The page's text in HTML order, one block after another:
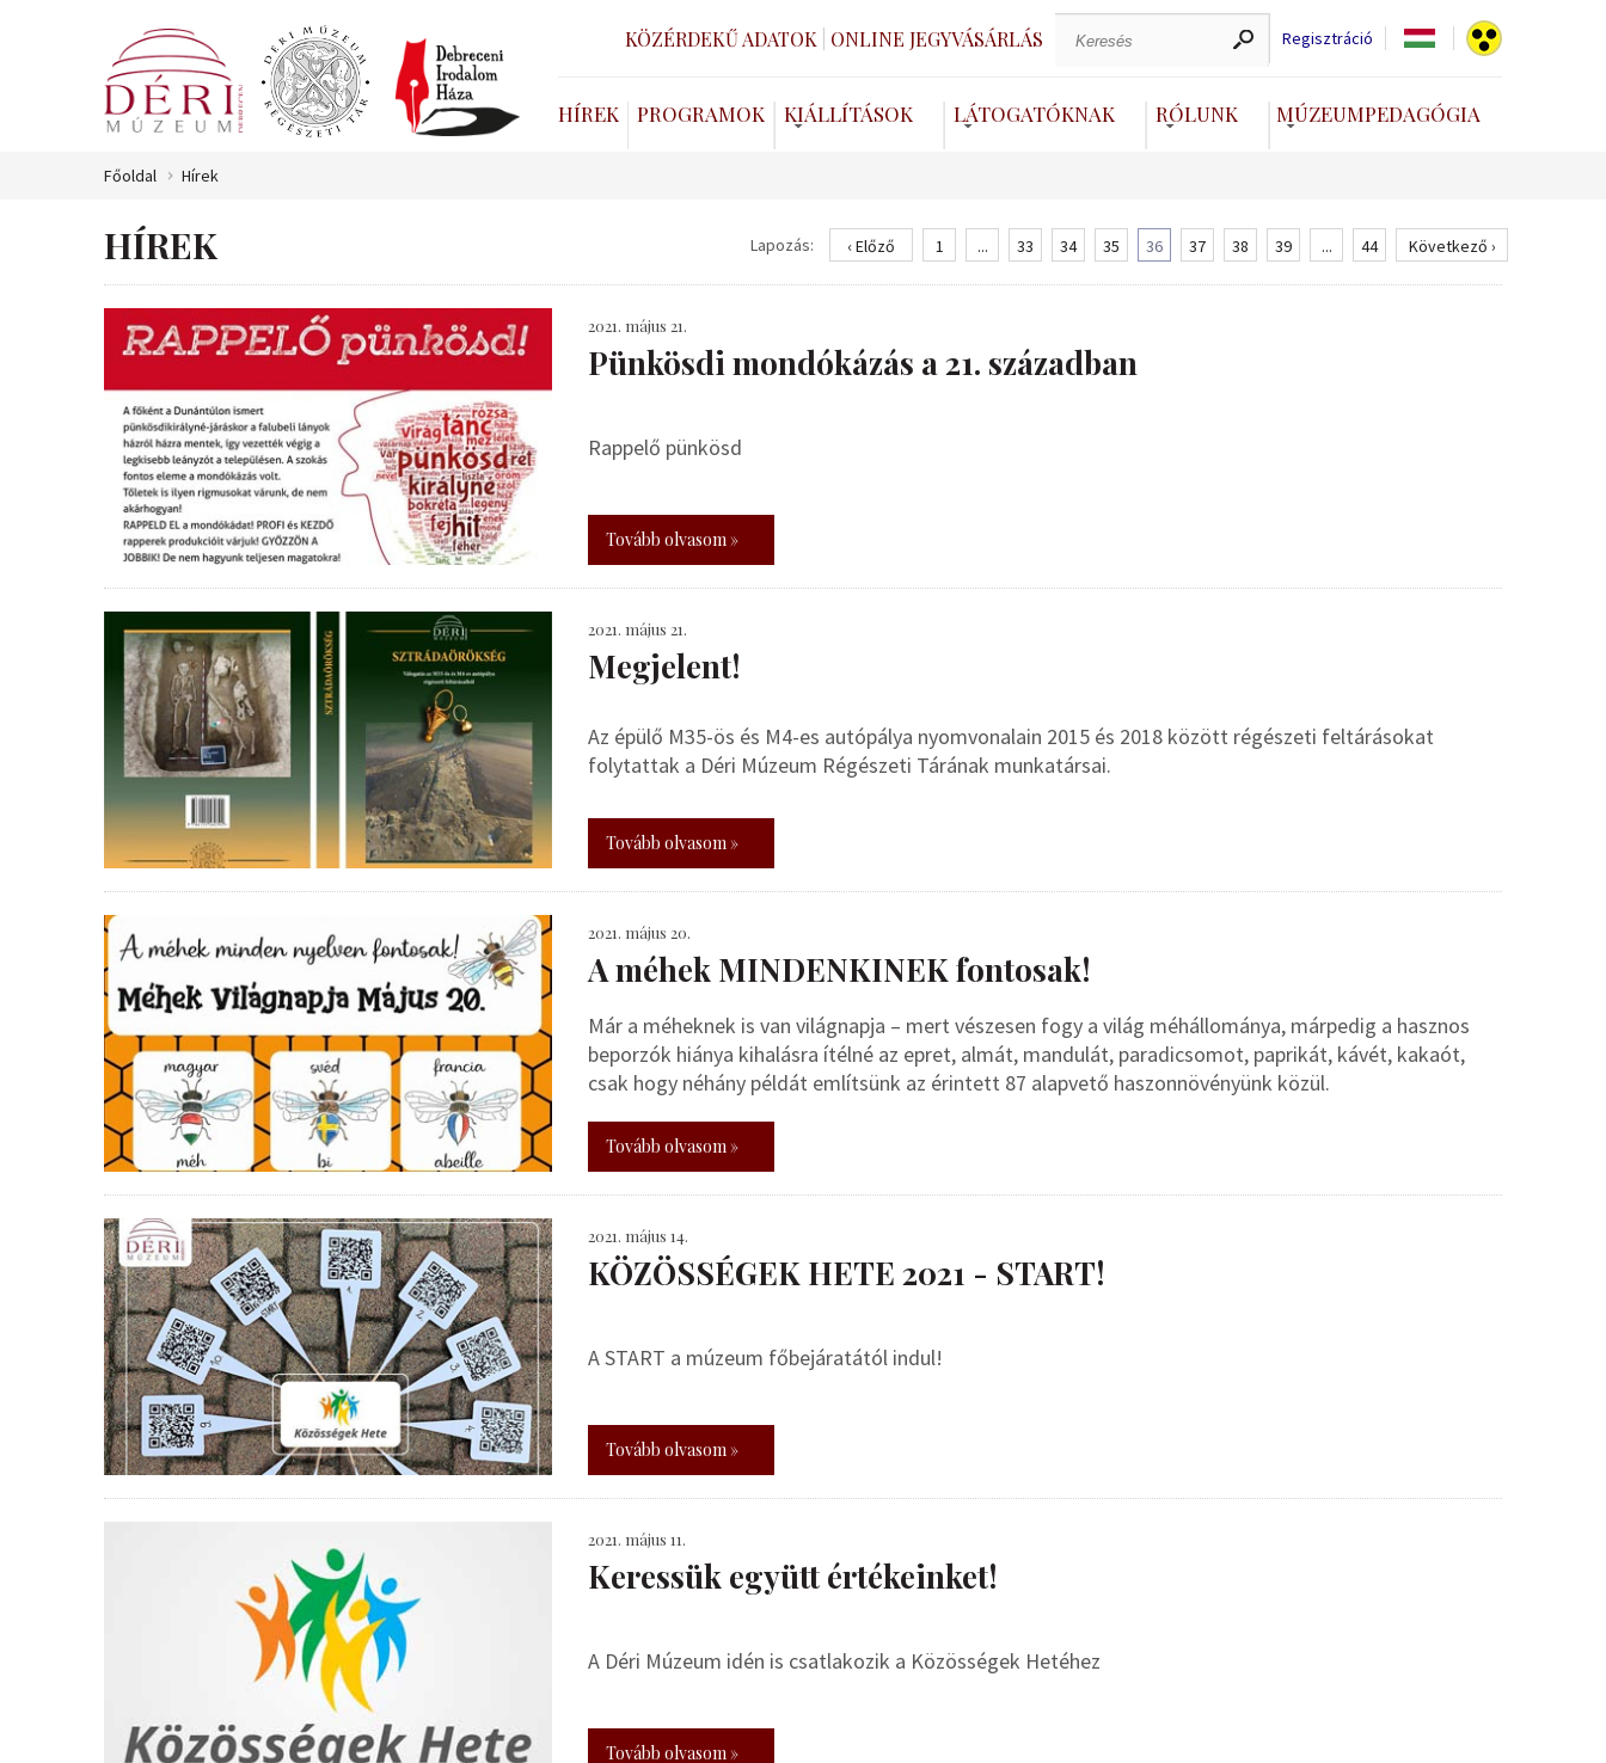
KÖZÉRDEKŰ ADATOK ONLINE JEGYVÁSÁRLÁS Regisztráció
HÍREK PROGRAMOK KIÁLLÍTÁSOK LÁTOGATÓKNAK RÓLUNK MÚZEUMPEDAGÓGIA
Főoldal Hírek
HÍREK Lapozás: ‹ Előző 1 ... 33 34 35 36 37 38 39 ... 44 Következő ›
2021. május 21.
Pünkösdi mondókázás a 21. században
Rappelő pünkösd
Tovább olvasom »
2021. május 21.
Megjelent!
Az épülő M35-ös és M4-es autópálya nyomvonalain 2015 és 2018 között régészeti feltárásokat
folytattak a Déri Múzeum Régészeti Tárának munkatársai.
Tovább olvasom »
2021. május 20.
A méhek MINDENKINEK fontosak!
Már a méheknek is van világnapja – mert vészesen fogy a világ méhállománya, márpedig a hasznos
beporzók hiánya kihalásra ítélné az epret, almát, mandulát, paradicsomot, paprikát, kávét, kakaót,
csak hogy néhány példát említsünk az érintett 87 alapvető haszonnövényünk közül.
Tovább olvasom »
2021. május 14.
KÖZÖSSÉGEK HETE 2021 - START!
A START a múzeum főbejáratától indul!
Tovább olvasom »
2021. május 11.
Keressük együtt értékeinket!
A Déri Múzeum idén is csatlakozik a Közösségek Hetéhez
Tovább olvasom »